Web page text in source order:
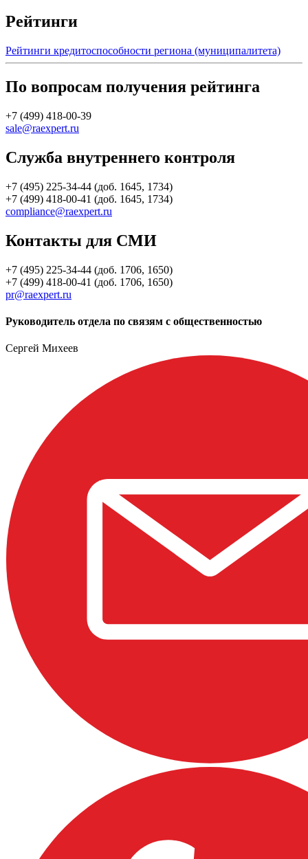
Рейтинги
Рейтинги кредитоспособности региона (муниципалитета)
По вопросам получения рейтинга
+7 (499) 418-00-39
sale@raexpert.ru
Служба внутреннего контроля
+7 (495) 225-34-44 (доб. 1645, 1734)
+7 (499) 418-00-41 (доб. 1645, 1734)
compliance@raexpert.ru
Контакты для СМИ
+7 (495) 225-34-44 (доб. 1706, 1650)
+7 (499) 418-00-41 (доб. 1706, 1650)
pr@raexpert.ru
Руководитель отдела по связям с общественностью
Сергей Михеев